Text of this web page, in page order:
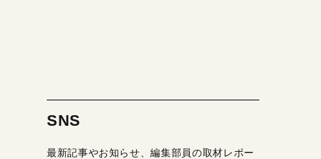
SNS
最新記事やお知らせ、編集部員の取材レポー